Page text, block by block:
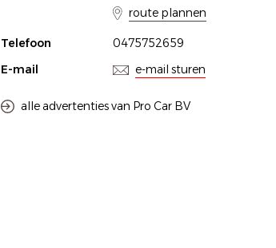
route plannen
Telefoon
0475752659
E-mail
e-mail sturen
alle advertenties van Pro Car BV